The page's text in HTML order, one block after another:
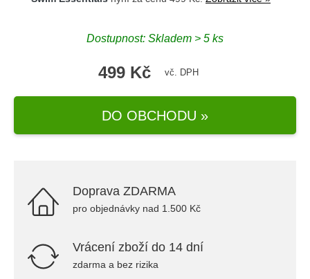
Dostupnost: Skladem > 5 ks
499 Kč vč. DPH
DO OBCHODU »
Doprava ZDARMA
pro objednávky nad 1.500 Kč
Vrácení zboží do 14 dní
zdarma a bez rizika